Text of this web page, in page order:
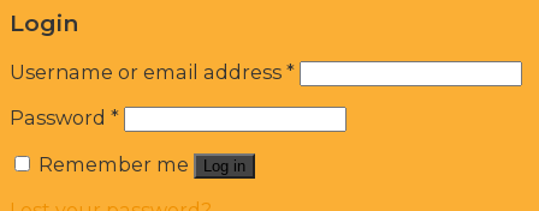
Login
Username or email address *
Password *
Remember me
Log in